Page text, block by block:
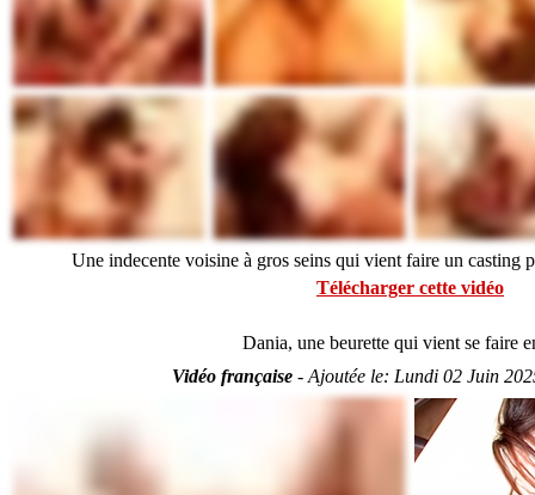
Une indecente voisine à gros seins qui vient faire un casting
Télécharger cette vidéo
Dania, une beurette qui vient se faire
Vidéo française- Ajoutée le: Lundi 02 Juin